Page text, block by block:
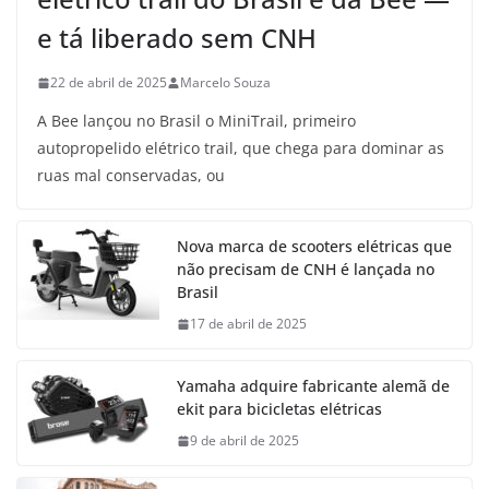
e tá liberado sem CNH
22 de abril de 2025 Marcelo Souza
A Bee lançou no Brasil o MiniTrail, primeiro
autopropelido elétrico trail, que chega para dominar as
ruas mal conservadas, ou
Nova marca de scooters elétricas que
não precisam de CNH é lançada no
Brasil
17 de abril de 2025
Yamaha adquire fabricante alemã de
ekit para bicicletas elétricas
9 de abril de 2025